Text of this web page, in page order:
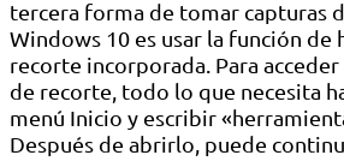
tercera forma de tomar capturas
Windows 10 es usar la función de
recorte incorporada. Para
de recorte, todo lo que necesita
menú Inicio y escribir
Después de abrirlo, puede